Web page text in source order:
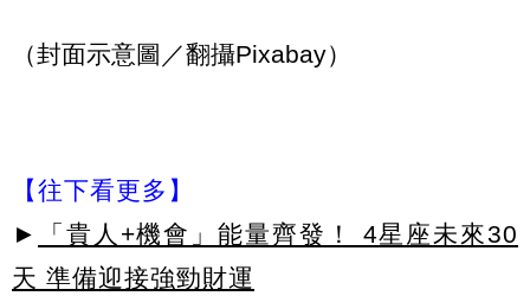
（封面示意圖／翻攝Pixabay）
【往下看更多】
►
「貴人+機會」能量齊發！ 4星座未來30
天 準備迎接強勁財運